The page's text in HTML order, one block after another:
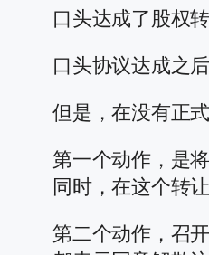
口头达成了股权
口头协议达成之
但是，在没有正
第一个动作，是
同时，在这个转
第二个动作，召